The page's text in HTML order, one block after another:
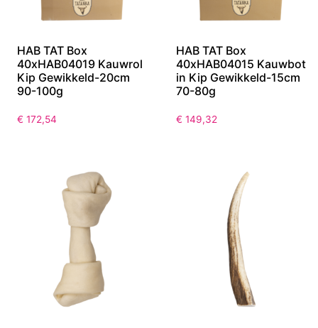
HAB TAT Box
40xHAB04019 Kauwrol
Kip Gewikkeld-20cm
90-100g
€ 172,54
HAB TAT Box
40xHAB04015 Kauwbot
in Kip Gewikkeld-15cm
70-80g
€ 149,32